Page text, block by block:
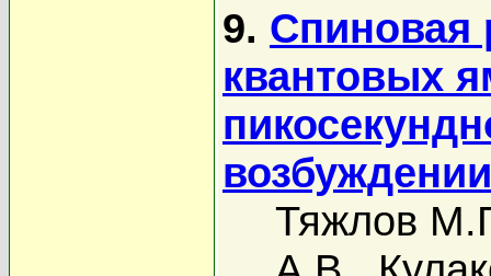
9. Спиновая
квантовых
возбуждении
Тяжлов